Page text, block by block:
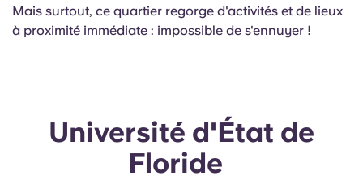
Mais surtout, ce quartier regorge d'activités et de lieux
à proximité immédiate : impossible de s'ennuyer !
Université d'État de
Floride